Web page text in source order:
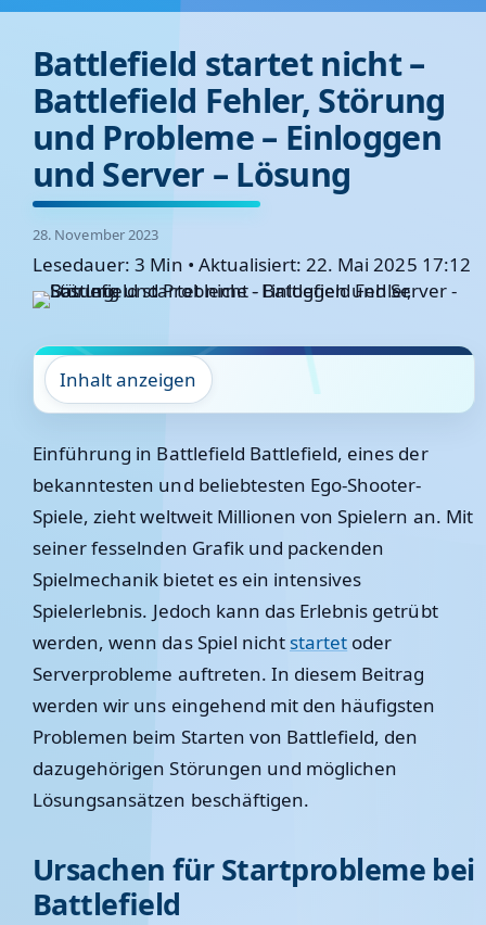
Battlefield startet nicht –
Battlefield Fehler, Störung
und Probleme – Einloggen
und Server – Lösung
28. November 2023
Lesedauer: 3 Min • Aktualisiert: 22. Mai 2025 17:12
Inhalt anzeigen
Einführung in Battlefield Battlefield, eines der
bekanntesten und beliebtesten Ego-Shooter-
Spiele, zieht weltweit Millionen von Spielern an. Mit
seiner fesselnden Grafik und packenden
Spielmechanik bietet es ein intensives
Spielerlebnis. Jedoch kann das Erlebnis getrübt
werden, wenn das Spiel nicht startet oder
Serverprobleme auftreten. In diesem Beitrag
werden wir uns eingehend mit den häufigsten
Problemen beim Starten von Battlefield, den
dazugehörigen Störungen und möglichen
Lösungsansätzen beschäftigen.
Ursachen für Startprobleme bei
Battlefield